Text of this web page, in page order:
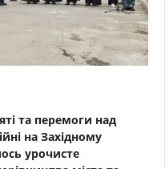
та перемоги над
на Західному
урочисте